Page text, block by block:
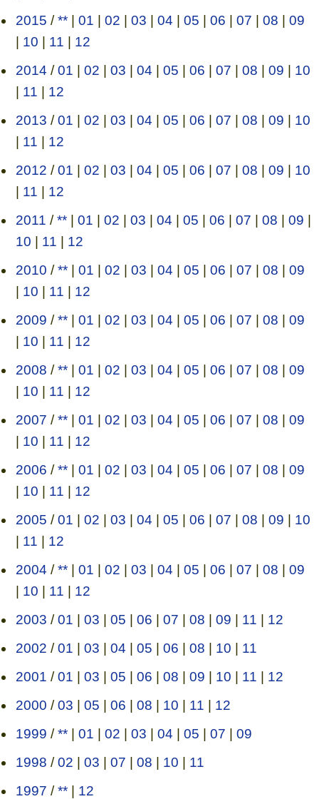
2015 /**| 01 | 02 | 03 | 04 | 05 | 06 | 07 | 08 | 09
| 10 | 11 | 12
2014 /01 | 02 | 03 | 04 | 05 | 06 | 07 | 08 | 09 | 10
| 11 | 12
2013 /01 | 02 | 03 | 04 | 05 | 06 | 07 | 08 | 09 | 10
| 11 | 12
2012 /01 | 02 | 03 | 04 | 05 | 06 | 07 | 08 | 09 | 10
| 11 | 12
2011 /**| 01 | 02 | 03 | 04 | 05 | 06 | 07 | 08 | 09 |
10 | 11 | 12
2010 /**| 01 | 02 | 03 | 04 | 05 | 06 | 07 | 08 | 09
| 10 | 11 | 12
2009 /**| 01 | 02 | 03 | 04 | 05 | 06 | 07 | 08 | 09
| 10 | 11 | 12
2008 /**| 01 | 02 | 03 | 04 | 05 | 06 | 07 | 08 | 09
| 10 | 11 | 12
2007 /**| 01 | 02 | 03 | 04 | 05 | 06 | 07 | 08 | 09
| 10 | 11 | 12
2006 /**| 01 | 02 | 03 | 04 | 05 | 06 | 07 | 08 | 09
| 10 | 11 | 12
2005 /01 | 02 | 03 | 04 | 05 | 06 | 07 | 08 | 09 | 10
| 11 | 12
2004 /**| 01 | 02 | 03 | 04 | 05 | 06 | 07 | 08 | 09
| 10 | 11 | 12
2003 /01 | 03 | 05 | 06 | 07 | 08 | 09 | 11 | 12
2002 /01 | 03 | 04 | 05 | 06 | 08 | 10 | 11
2001 /01 | 03 | 05 | 06 | 08 | 09 | 10 | 11 | 12
2000 /03 | 05 | 06 | 08 | 10 | 11 | 12
1999 /**| 01 | 02 | 03 | 04 | 05 | 07 | 09
1998 /02 | 03 | 07 | 08 | 10 | 11
1997 /**| 12